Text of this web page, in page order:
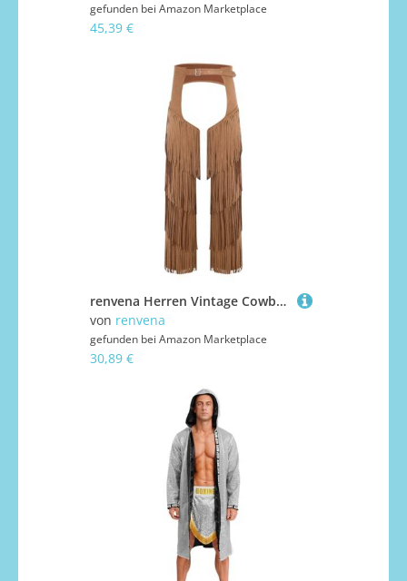
gefunden bei Amazon Marketplace
45,39 €
renvena Herren Vintage Cowboy Kostüm Hose Lang Chaps Überhosen mit Quasten Fransen Western Reiter Kostüm Mottoparty Karneval Braun 3XL
von renvena
gefunden bei Amazon Marketplace
30,89 €